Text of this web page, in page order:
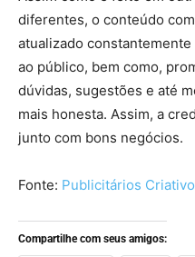
diferentes, o conteúdo
atualizado
ao público, bem como,
dúvidas, sugestões e até
mais honesta. Assim, a
junto com bons negócios.
Fonte: Publicitários
Compartilhe com seus amigos: